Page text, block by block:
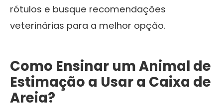
rótulos e busque recomendações
veterinárias para a melhor opção.
Como Ensinar um Animal de
Estimação a Usar a Caixa de
Areia?